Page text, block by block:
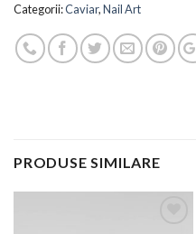
Categorii:Caviar,Nail Art
PRODUSE SIMILARE